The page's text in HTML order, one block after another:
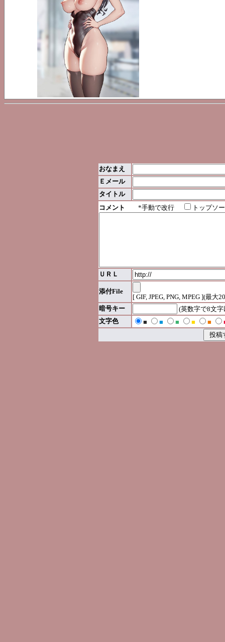
おなまえ
Ｅメール
タイトル
コメント *手動で改行 トップソ
ＵＲＬ
添付File
[ GIF, JPEG, PNG, MPEG ](最大
暗号キー
(英数字で8文
文字色
■ ■ ■ ■ ■